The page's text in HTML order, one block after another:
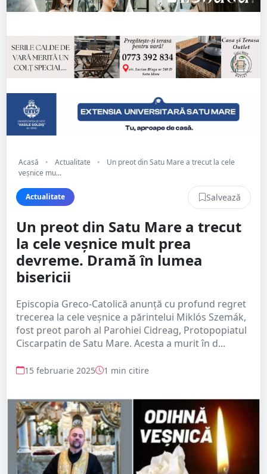
Acasă • Actualitate •
Un preot din Satu Mare a trecut la cele
veșnice mu...
Actualitate Salvează
Un preot din Satu Mare a trecut
la cele veșnice mult prea
devreme. Dramă în lumea
bisericii
Episcopia Greco-Catolică anunță cu profund regret
trecerea la cele veșnice a părintelui Miklós Szemák,
fost preot paroh al Parohiei Cidreag, Protopopiatul
Ciscarpatin de Satu Mare. Acesta a murit în d...
15 februarie 2025 1 min citire